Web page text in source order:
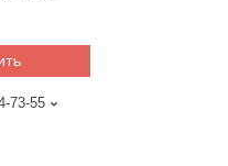
73-55